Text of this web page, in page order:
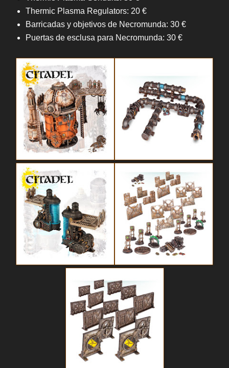
Thermic Plasma Regulators: 20 €
Barricadas y objetivos de Necromunda: 30 €
Puertas de esclusa para Necromunda: 30 €